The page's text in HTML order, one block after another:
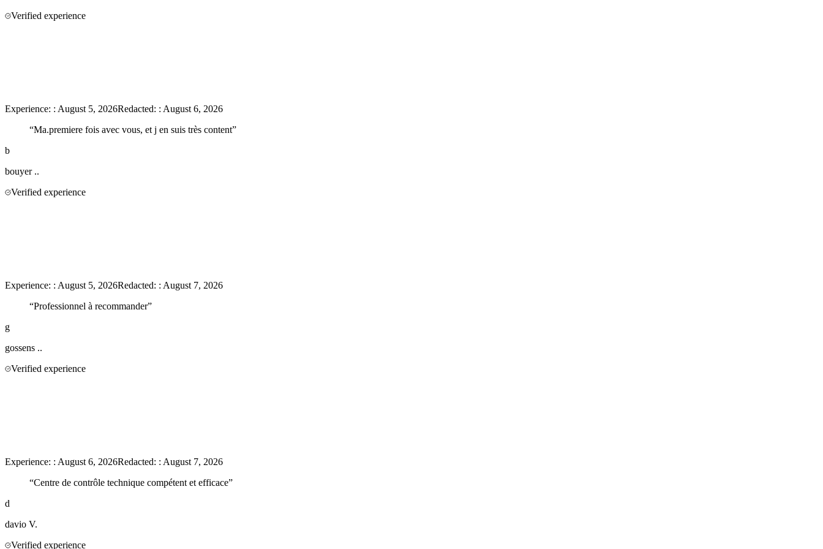
Verified experience
Experience: : August 5, 2026Redacted: : August 6, 2026
“Ma.premiere fois avec vous, et j en suis très content”
b
bouyer ..
Verified experience
Experience: : August 5, 2026Redacted: : August 7, 2026
“Professionnel à recommander”
g
gossens ..
Verified experience
Experience: : August 6, 2026Redacted: : August 7, 2026
“Centre de contrôle technique compétent et efficace”
d
davio V.
Verified experience